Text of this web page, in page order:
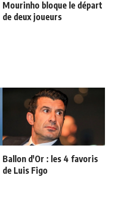
Mourinho bloque le départ
de deux joueurs
Ballon d'Or : les 4 favoris
de Luis Figo